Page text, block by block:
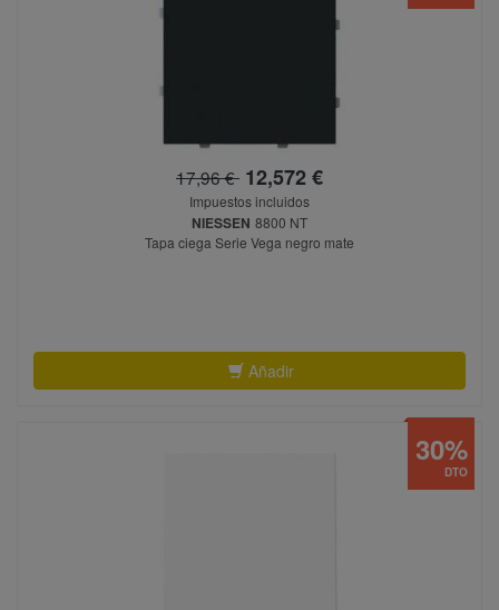
17,96 € 12,572 €
Impuestos incluidos
NIESSEN 8800 NT
Tapa ciega Serie Vega negro mate
Añadir
DTO
30%